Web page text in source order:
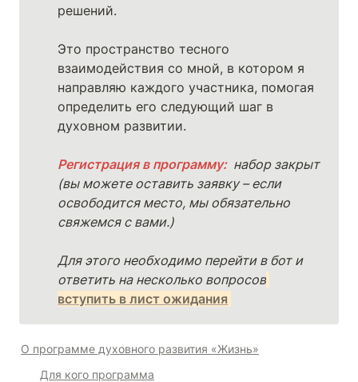
решений.
Это пространство тесного
взаимодействия со мной, в котором я
направляю каждого участника, помогая
определить его следующий шаг в
духовном развитии.
Регистрация в программу: набор закрыт
(вы можете оставить заявку – если
освободится место, мы обязательно
свяжемся с вами.)
Для этого необходимо перейти в бот и
ответить на несколько вопросов
вступить в лист ожидания
О программе духовного развития «Жизнь»
Для кого программа